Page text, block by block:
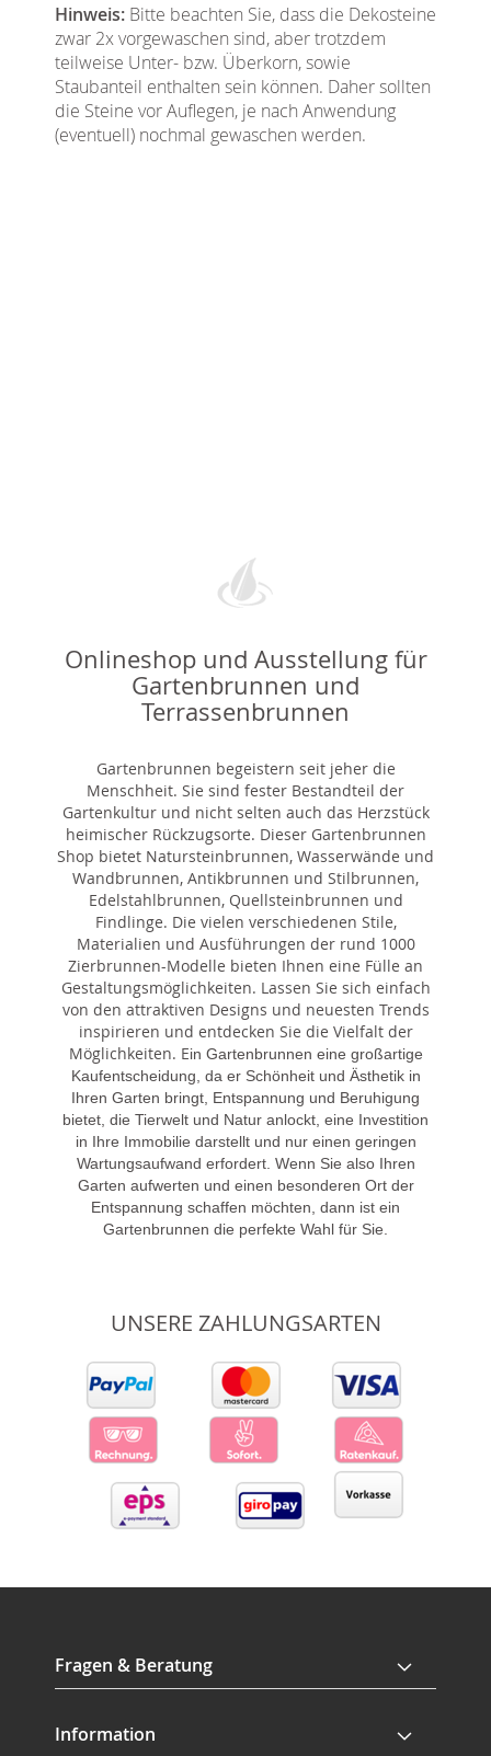
Hinweis: Bitte beachten Sie, dass die Dekosteine
zwar 2x vorgewaschen sind, aber trotzdem
teilweise Unter- bzw. Überkorn, sowie
Staubanteil enthalten sein können. Daher sollten
die Steine vor Auflegen, je nach Anwendung
(eventuell) nochmal gewaschen werden.
Onlineshop und Ausstellung für
Gartenbrunnen und
Terrassenbrunnen
Gartenbrunnen begeistern seit jeher die
Menschheit. Sie sind fester Bestandteil der
Gartenkultur und nicht selten auch das Herzstück
heimischer Rückzugsorte. Dieser Gartenbrunnen
Shop bietet Natursteinbrunnen, Wasserwände und
Wandbrunnen, Antikbrunnen und Stilbrunnen,
Edelstahlbrunnen, Quellsteinbrunnen und
Findlinge. Die vielen verschiedenen Stile,
Materialien und Ausführungen der rund 1000
Zierbrunnen-Modelle bieten Ihnen eine Fülle an
Gestaltungsmöglichkeiten. Lassen Sie sich einfach
von den attraktiven Designs und neuesten Trends
inspirieren und entdecken Sie die Vielfalt der
Möglichkeiten. Ein Gartenbrunnen eine großartige
Kaufentscheidung, da er Schönheit und Ästhetik in
Ihren Garten bringt, Entspannung und Beruhigung
bietet, die Tierwelt und Natur anlockt, eine Investition
in Ihre Immobilie darstellt und nur einen geringen
Wartungsaufwand erfordert. Wenn Sie also Ihren
Garten aufwerten und einen besonderen Ort der
Entspannung schaffen möchten, dann ist ein
Gartenbrunnen die perfekte Wahl für Sie.
UNSERE ZAHLUNGSARTEN
Fragen & Beratung
Information